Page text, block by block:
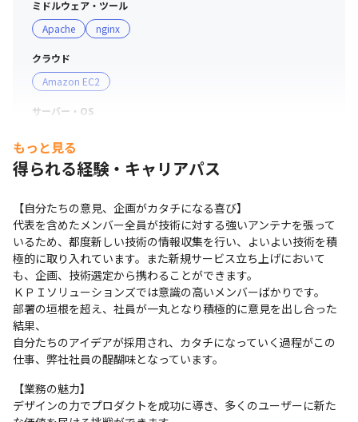
Zoom,Jira,Confluence
・意識の高いメンバーが多く、部署の垣根を越え、社員が
一丸となり積極的に意見を出し合った結果、自分たちのア
イデアが採用され、カタチになっていきます
献し、「人がより人らしく」生きる、豊かで明るい未来を
創造し続けます
・年齢や経験問わず、フラットな関係性が築けています
・創造性と革新性を大切にしているため、すべてのメンバ
ーがアイデアを出し、自ら行動しています
ミドルウェア・ツール
Apache
nginx
クラウド
Amazon EC2
サーバー・OS
プロジェクト管理
コミュニケーションツール
Slack
Zoom
その他
Xcode
VisualStudio
支給PC
現場で選択可能（Windows/Mac）
もっと見る
得られる経験・キャリアパス
【自分たちの意見、企画がカタチになる喜び】
代表を含めたメンバー全員が技術に対する強いアンテナを張って
いるため、都度新しい技術の情報収集を行い、よいよい技術を積
極的に取り入れています。また新規サービス立ち上げにおいて
も、企画、技術選定から携わることができます。
ＫＰＩソリューションズでは意識の高いメンバーばかりです。
部署の垣根を超え、社員が一丸となり積極的に意見を出し合った
結果、
自分たちのアイデアが採用され、カタチになっていく過程がこの
仕事、弊社社員の醍醐味となっています。
【業務の魅力】
デザインの力でプロダクトを成功に導き、多くのユーザーに新た